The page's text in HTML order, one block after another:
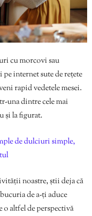
cu morcovi sau
internet sute de rețete
rapid vedetele mesei.
una dintre cele mai
și la figurat.
de dulciuri simple,
noastre, știi deja că
de a-ți aduce
o altfel de perspectivă